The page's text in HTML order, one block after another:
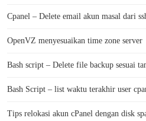
Cpanel – Delete email akun masal dari
OpenVZ menyesuaikan time zone server
Bash script – Delete file backup sesuai
Bash Script – list waktu terakhir user
Tips relokasi akun cPanel dengan disk